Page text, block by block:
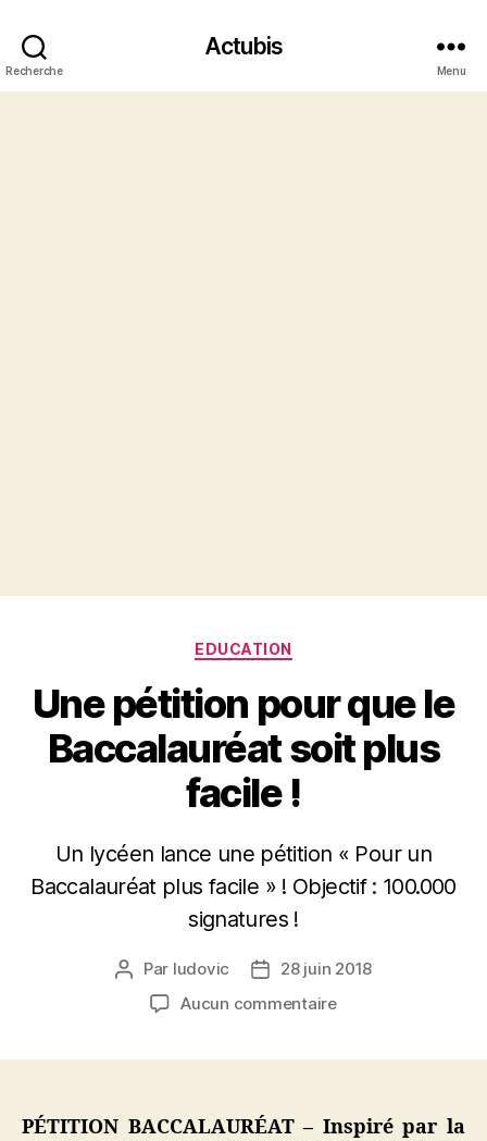
Recherche
Actubis
Menu
Catégories
EDUCATION
Une pétition pour que le
Baccalauréat soit plus
facile !
Un lycéen lance une pétition « Pour un
Baccalauréat plus facile » ! Objectif : 100.000
signatures !
Auteur
l’article
Par ludovic
Date28 juin 2018
Aucun commentairesur
le
PÉTITION BACCALAURÉAT – Inspiré par la